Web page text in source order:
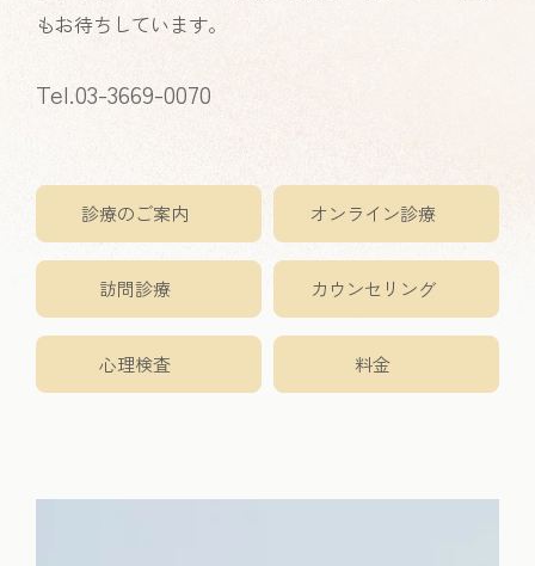
もお待ちしています。
Tel.03-3669-0070
診療のご案内 オンライン診療
訪問診療 カウンセリング
心理検査 料金